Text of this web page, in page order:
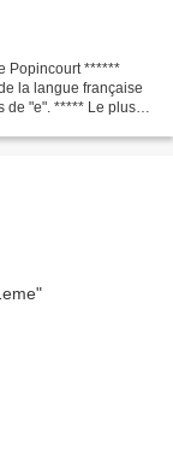
Popincourt ******
la langue française
de "e". ***** Le plus